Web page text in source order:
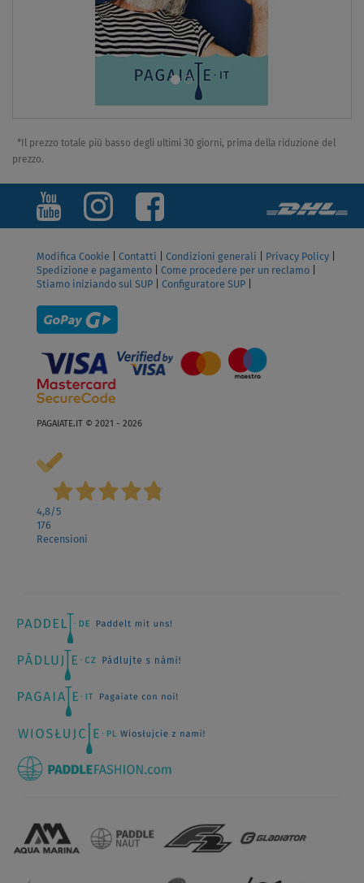
*Il prezzo totale più basso degli ultimi 30 giorni, prima della riduzione del
prezzo.
Modifica Cookie Contatti Condizioni generali Privacy Policy
Spedizione e pagamento
Come procedere per un reclamo
Stiamo iniziando sul SUP
Configuratore SUP
PAGAIATE.IT © 2021 - 2026
4,8/5
176
Recensioni